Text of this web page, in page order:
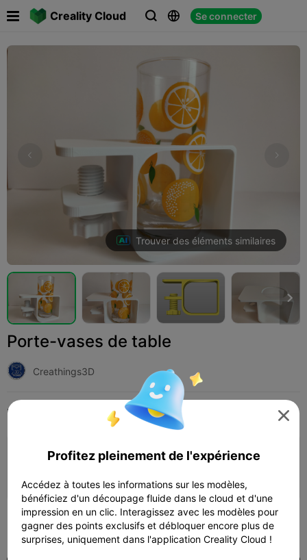
Creality Cloud   Se connecter
 
Trouver des éléments similaires

Porte-vases de table
Creathings3D
Print Settings Add Articles ménagers Autre 
 Ajouter la configuration d'impression
100 

Profitez pleinement de l'expérience
Accédez à toutes les informations sur les modèles,
bénéficiez d'un découpage fluide dans le cloud et d'une
impression en un clic. Interagissez avec les modèles pour
gagner des points exclusifs et débloquer encore plus de
surprises, uniquement dans l'application Creality Cloud !